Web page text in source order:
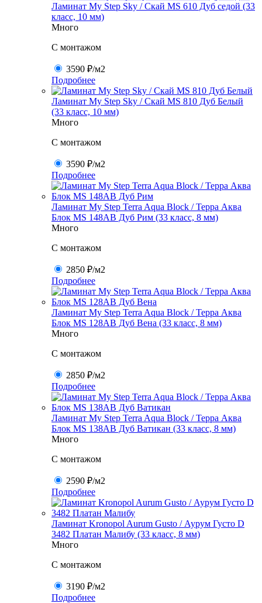
Ламинат My Step Sky / Скай MS 610 Дуб седой (33
класс, 10 мм)
Много
C монтажом
3590 ₽/м2
Подробнее
Ламинат My Step Sky / Скай MS 810 Дуб Белый
(33 класс, 10 мм)
Много
C монтажом
3590 ₽/м2
Подробнее
Ламинат My Step Terra Aqua Block / Терра Аква
Блок MS 148AB Дуб Рим (33 класс, 8 мм)
Много
C монтажом
2850 ₽/м2
Подробнее
Ламинат My Step Terra Aqua Block / Терра Аква
Блок MS 128AB Дуб Вена (33 класс, 8 мм)
Много
C монтажом
2850 ₽/м2
Подробнее
Ламинат My Step Terra Aqua Block / Терра Аква
Блок MS 138AB Дуб Ватикан (33 класс, 8 мм)
Много
C монтажом
2590 ₽/м2
Подробнее
Ламинат Kronopol Aurum Gusto / Аурум Густо D
3482 Платан Малибу (33 класс, 8 мм)
Много
C монтажом
3190 ₽/м2
Подробнее